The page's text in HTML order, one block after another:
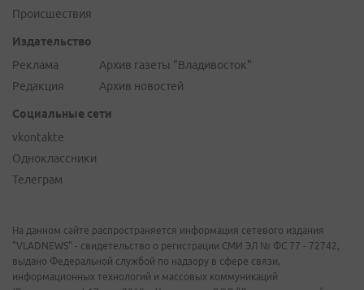
Происшествия
Издательство
Реклама
Редакция
Архив газеты "Владивосток"
Архив новостей
Социальные сети
vkontakte
Одноклассники
Телеграм
На данном сайте распространяется информация сетевого издания
"VLADNEWS" - свидетельство о регистрации СМИ ЭЛ № ФС 77 - 72742,
выдано Федеральной службой по надзору в сфере связи,
информационных технологий и массовых коммуникаций